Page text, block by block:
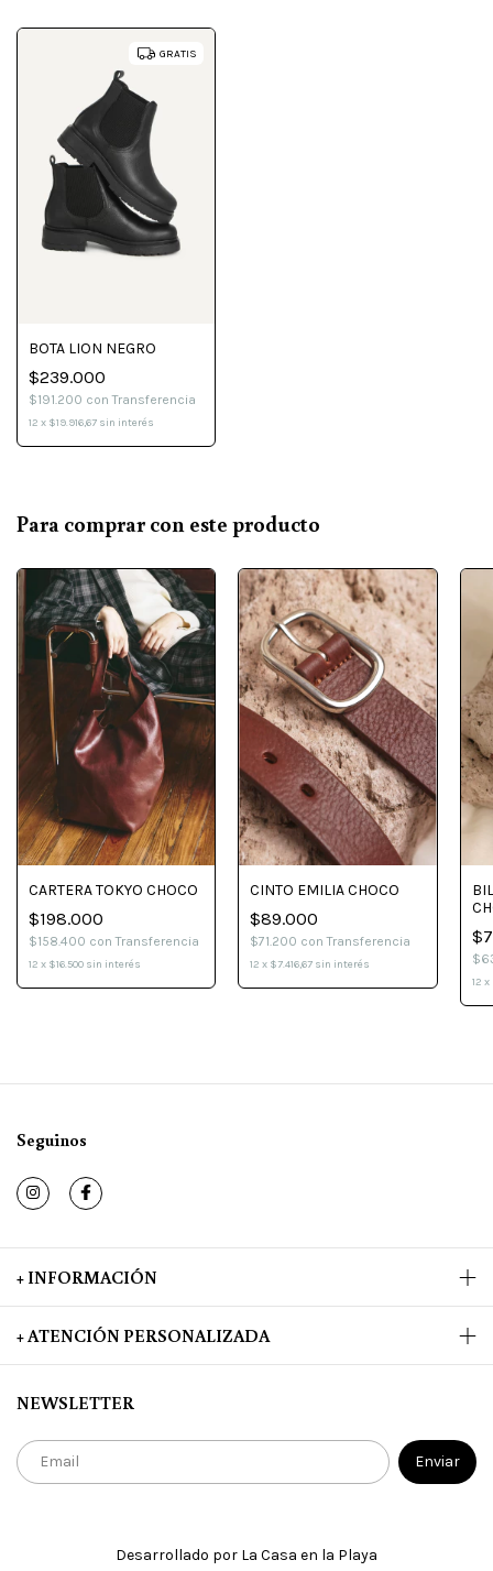
GRATIS
BOTA LION NEGRO
$239.000
$191.200 con Transferencia
12 x $19.916,67 sin interés
Para comprar con este producto
CARTERA TOKYO CHOCO
$198.000
$158.400 con Transferencia
12 x $16.500 sin interés
CINTO EMILIA CHOCO
$89.000
$71.200 con Transferencia
12 x $7.416,67 sin interés
12 x
Seguinos
+ INFORMACIÓN
+ ATENCIÓN PERSONALIZADA
NEWSLETTER
Desarrollado por La Casa en la Playa